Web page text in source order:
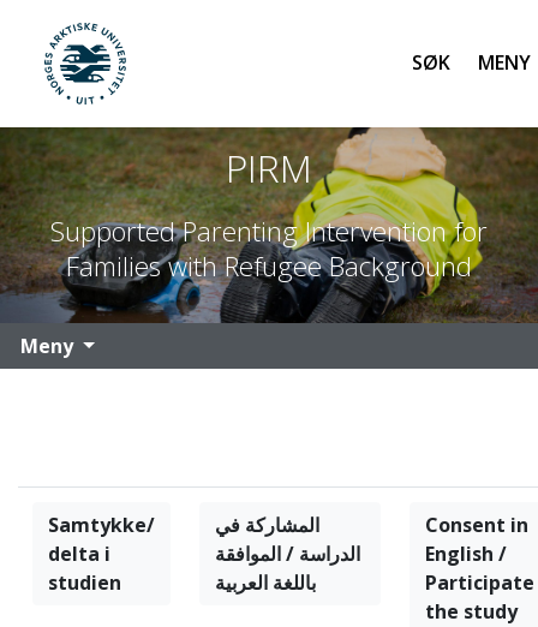
Gå til hovedinnhold
UiT Norges arktiske universitet Søk
PIRM
Supported Parenting Intervention for
Families with Refugee Background
Meny
Samtykke/
delta i
studien
المشاركة في
الدراسة / الموافقة
باللغة العربية
Consent in
English /
Participate
the study